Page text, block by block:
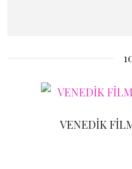
VENEDİK